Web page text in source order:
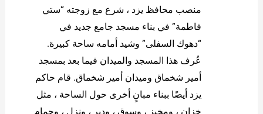
منصب محافظ يزد ، شرع مع زوجته “ستي
فاطمة” في بناء مسجد جامع جديد في
“دهوك السفلى” وشيد أمامه ساحة كبيرة.
عُرف هذا المسجد والميدان فيما بعد بمسجد
أمير شخماق وميدان أمير شخماق. قام حاكم
يزد أيضًا ببناء مبانٍ أخرى حول الساحة ، مثل
خزان ، ومخبز ، وسوق ، ودير ، ونزل ، وحمام